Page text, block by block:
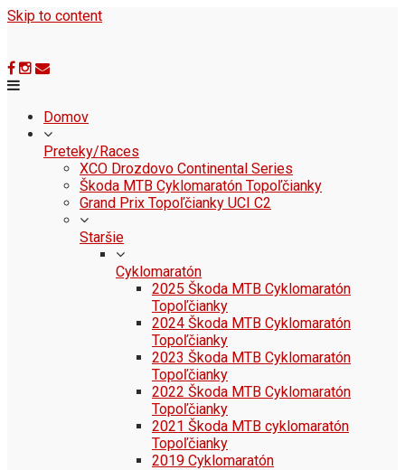
Skip to content
Domov
Preteky/Races
XCO Drozdovo Continental Series
Škoda MTB Cyklomaratón Topoľčianky
Grand Prix Topoľčianky UCI C2
Staršie
Cyklomaratón
2025 Škoda MTB Cyklomaratón
Topoľčianky
2024 Škoda MTB Cyklomaratón
Topoľčianky
2023 Škoda MTB Cyklomaratón
Topoľčianky
2022 Škoda MTB Cyklomaratón
Topoľčianky
2021 Škoda MTB cyklomaratón
Topoľčianky
2019 Cyklomaratón